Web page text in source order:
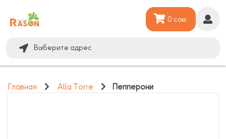
Выберите адрес
0 сом.
Главная Alla Torre Пепперони